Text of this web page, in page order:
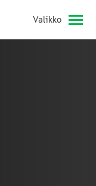
Valikko